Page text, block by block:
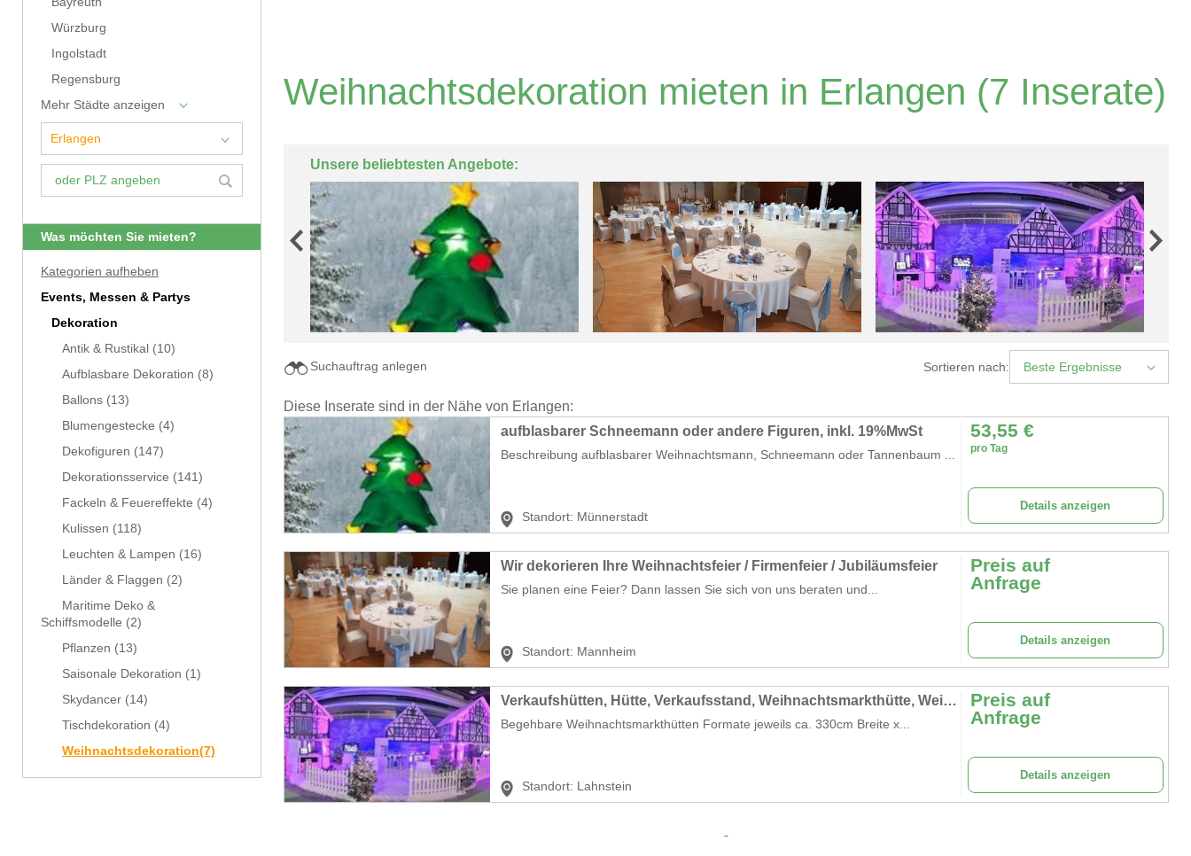
Würzburg
Ingolstadt
Regensburg
Mehr Städte anzeigen
Was möchten Sie mieten?
Kategorien aufheben
Events, Messen & Partys
Dekoration
Antik & Rustikal (10)
Aufblasbare Dekoration (8)
Ballons (13)
Blumengestecke (4)
Dekofiguren (147)
Dekorationsservice (141)
Fackeln & Feuereffekte (4)
Kulissen (118)
Leuchten & Lampen (16)
Länder & Flaggen (2)
Maritime Deko &
Schiffsmodelle (2)
Pflanzen (13)
Saisonale Dekoration (1)
Skydancer (14)
Tischdekoration (4)
Weihnachtsdekoration(7)
Weihnachtsdekoration mieten in Erlangen (7 Inserate)
Unsere beliebtesten Angebote:
Sortieren nach: Beste Ergebnisse
Suchauftrag anlegen
Diese Inserate sind in der Nähe von Erlangen:
aufblasbarer Schneemann oder andere Figuren, inkl. 19%MwSt
Beschreibung aufblasbarer Weihnachtsmann, Schneemann oder Tannenbaum ...
Standort: Münnerstadt
53,55 €
pro Tag
Details anzeigen
Wir dekorieren Ihre Weihnachtsfeier / Firmenfeier / Jubiläumsfeier
Sie planen eine Feier? Dann lassen Sie sich von uns beraten und...
Standort: Mannheim
Preis auf
Anfrage
Details anzeigen
Verkaufshütten, Hütte, Verkaufsstand, Weihnachtsmarkthütte, Weihnachten, Winter, Kulisse, Weihnachtsdorf
Begehbare Weihnachtsmarkthütten Formate jeweils ca. 330cm Breite x...
Standort: Lahnstein
Preis auf
Anfrage
Details anzeigen